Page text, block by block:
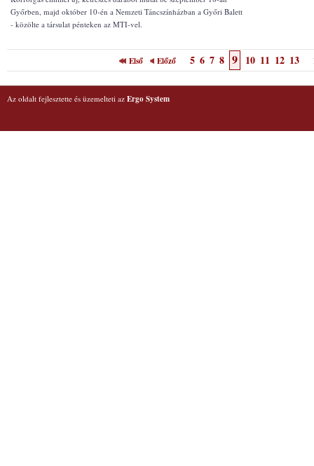
Győrben, majd október 10-én a Nemzeti Táncszínházban a Győri Balett
- közölte a társulat pénteken az MTI-vel.
Első Előző 5 6 7 8 9 10 11 12 13
Az oldalt fejlesztette és üzemelteti az Ergo System